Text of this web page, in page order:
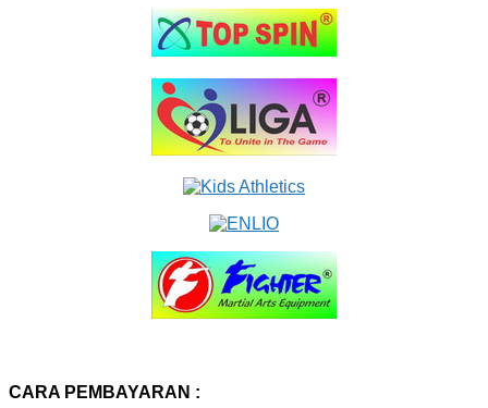
CARA PEMBAYARAN :